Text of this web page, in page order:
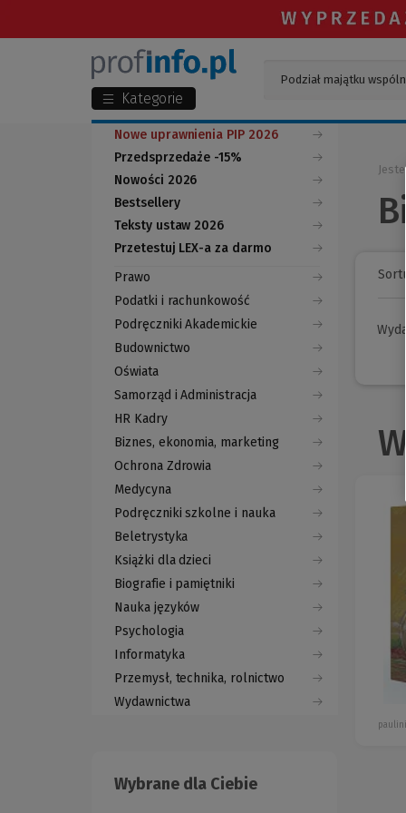
Kategorie
Nowe uprawnienia PIP 2026
Przedsprzedaże -15%
Nowości 2026
Bestsellery
Teksty ustaw 2026
Przetestuj LEX-a za darmo
(Nowe
okno)
(Link
do
innej
strony)
Prawo
Podatki i rachunkowość
Podręczniki Akademickie
Budownictwo
Oświata
Samorząd i Administracja
HR Kadry
Biznes, ekonomia, marketing
Ochrona Zdrowia
Medycyna
Podręczniki szkolne i nauka
Beletrystyka
Książki dla dzieci
Biografie i pamiętniki
Nauka języków
Psychologia
Informatyka
Przemysł, technika, rolnictwo
Wydawnictwa
Wybrane dla Ciebie